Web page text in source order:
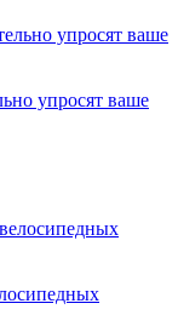
упросят ваше